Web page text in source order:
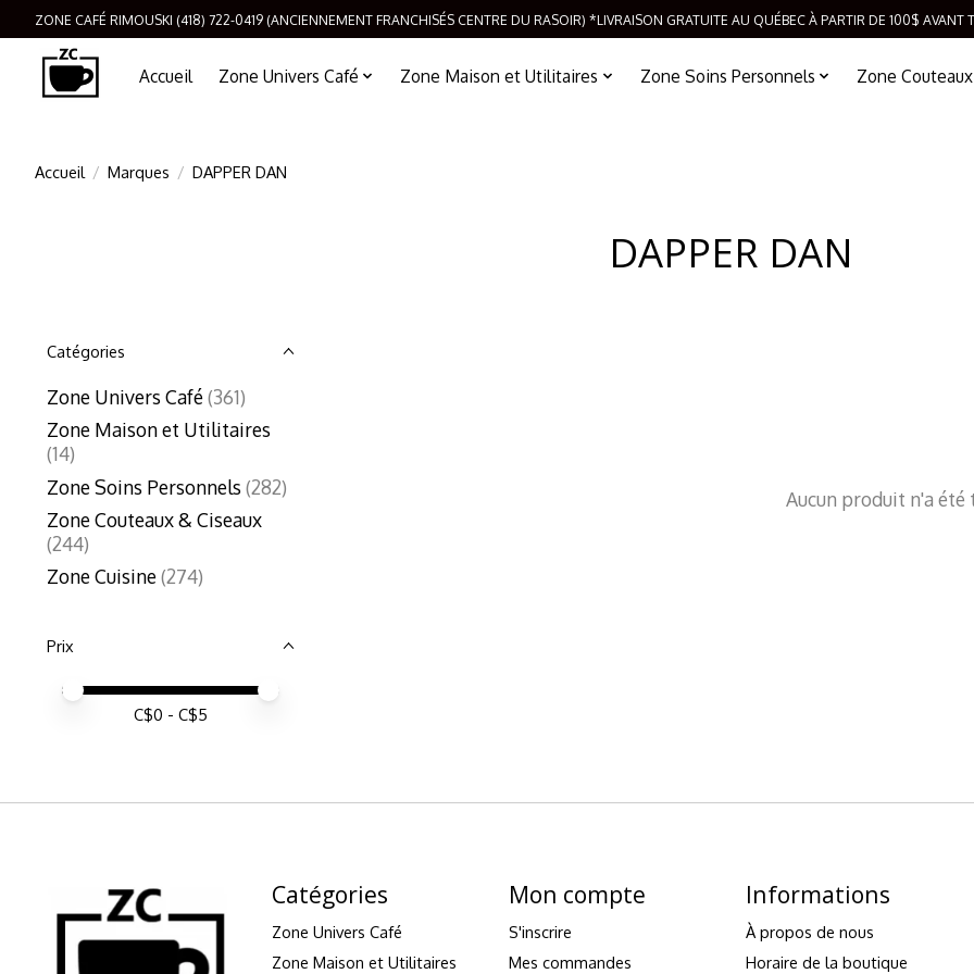
ZONE CAFÉ RIMOUSKI (418) 722-0419 (ANCIENNEMENT FRANCHISÉS CENTRE DU RASOIR) *LIVRAISON GRATUITE AU QUÉBEC À PARTIR DE 100$ AVANT
Accueil Zone Univers Café Zone Maison et Utilitaires Zone Soins Personnels Zone
Accueil / Marques / DAPPER DAN
DAPPER DAN
Catégories
Zone Univers Café(361)
Zone Maison et Utilitaires
(14)
Zone Soins Personnels (282)
Zone Couteaux & Ciseaux
(244)
Zone Cuisine(274)
Prix
Prix minimum
Price maximum value
C$0 - C$5
Aucun produit n'a été
Catégories
Zone Univers Café
Zone Maison et Utilitaires
Mon compte
S'inscrire
Mes commandes
Informations
À propos de nous
Horaire de la boutique